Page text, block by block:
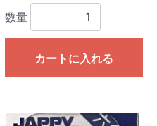
数量
カートに入れる